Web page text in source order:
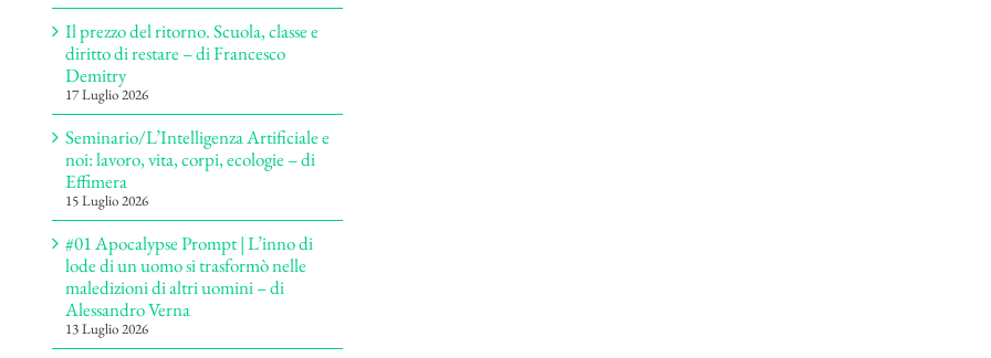
Il prezzo del ritorno. Scuola, classe e
diritto di restare – di Francesco
Demitry
17 Luglio 2026
Seminario/L’Intelligenza Artificiale e
noi: lavoro, vita, corpi, ecologie – di
Effimera
15 Luglio 2026
#01 Apocalypse Prompt | L’inno di
lode di un uomo si trasformò nelle
maledizioni di altri uomini – di
Alessandro Verna
13 Luglio 2026